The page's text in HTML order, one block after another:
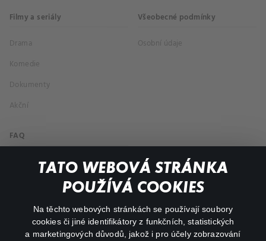
TATO WEBOVÁ STRÁNKA
POUŽÍVÁ COOKIES
Na těchto webových stránkách se používají soubory
cookies či jiné identifikátory z funkčních, statistických
a marketingových důvodů, jakož i pro účely zobrazování
Filmy a seriály
Drama
Komedie
Dokumenty
Akční
Všeobecné podmínky
Osobní údaje
FAQ
Můj účet
Důležité odkazy
facebookinstagram